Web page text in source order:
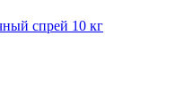
спрей 10 кг